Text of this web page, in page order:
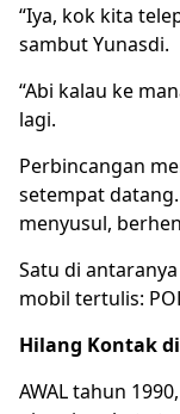
“Iya, kok kita
sambut Yunasdi.
“Abi kalau ke
lagi.
Perbincangan
setempat
menyusul,
Satu di
mobil tertulis:
Hilang Kontak
AWAL tahun